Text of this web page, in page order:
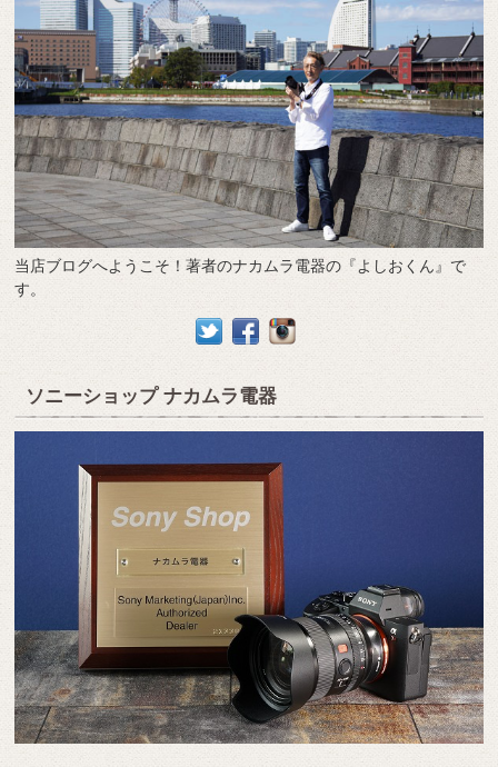
当店ブログへようこそ！著者のナカムラ電器の『よしおくん』で
す。
ソニーショップ ナカムラ電器